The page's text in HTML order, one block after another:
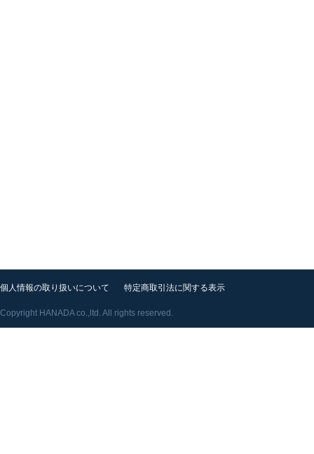
個人情報の取り扱いについて 特定商取引法に関する表示
Copyright HANADA co.,ltd. All rights reserved.